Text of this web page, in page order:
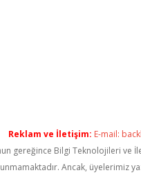
Reklam ve İletişim: E-mail:
gereğince Bilgi Teknolojileri
Ancak, üyelerimiz